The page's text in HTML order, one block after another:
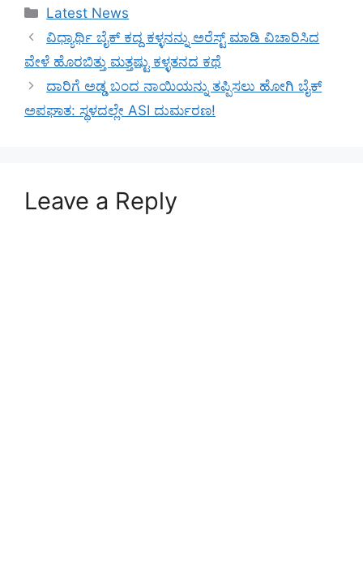
Categories
Latest News
ವಿಧ್ಯಾರ್ಥಿ ಬೈಕ್ ಕದ್ದ ಕಳ್ಳನನ್ನು ಅರೆಸ್ಟ್ ಮಾಡಿ ವಿಚಾರಿಸಿದ
ವೇಳೆ ಹೊರಬಿತ್ತು ಮತ್ತಷ್ಟು ಕಳ್ಳತನದ ಕಥೆ
ದಾರಿಗೆ ಅಡ್ಡ ಬಂದ ನಾಯಿಯನ್ನು ತಪ್ಪಿಸಲು ಹೋಗಿ ಬೈಕ್
ಅಪಘಾತ: ಸ್ಥಳದಲ್ಲೇ ASI ದುರ್ಮರಣ!
Leave a Reply